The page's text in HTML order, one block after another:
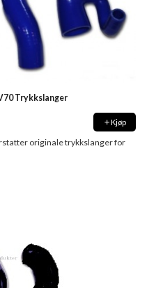
Trykkslanger
Kjøp
originale trykkslanger for